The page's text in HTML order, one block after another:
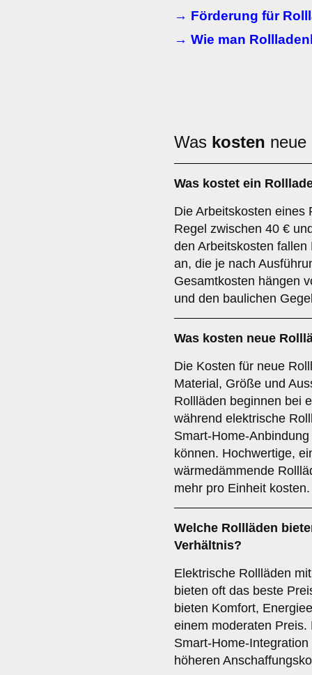
→ Förderung für
→ Wie man
Was kosten neue
Was kostet ein
Die Arbeitskosten eines
Regel zwischen 40 €
den Arbeitskosten
an, die je nach
Gesamtkosten hängen
und den baulichen
Was kosten neue
Die Kosten für neue
Material, Größe und
Rollläden beginnen bei
während elektrische
Smart-Home-
können. Hochwertige,
wärmedämmende
mehr pro Einheit kosten.
Welche Rollläden
Verhältnis?
Elektrische Rollläden
bieten oft das beste
bieten Komfort,
einem moderaten
Smart-Home-
höheren